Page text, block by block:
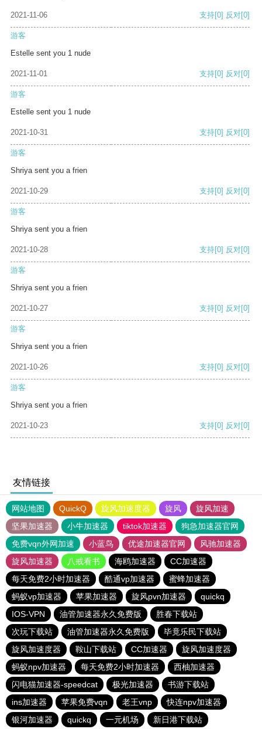
2021-11-06 支持[0] 反对[0]
游客
Estelle sent you 1 nude
2021-11-01 支持[0] 反对[0]
游客
Estelle sent you 1 nude
2021-10-31 支持[0] 反对[0]
游客
Shriya sent you a frien
2021-10-29 支持[0] 反对[0]
游客
Shriya sent you a frien
2021-10-28 支持[0] 反对[0]
游客
Shriya sent you a frien
2021-10-27 支持[0] 反对[0]
游客
Shriya sent you a frien
2021-10-26 支持[0] 反对[0]
游客
Shriya sent you a frien
2021-10-23 支持[0] 反对[0]
友情链接
网站地图 QuickQ 旋风加速度器 旋风
旋风加速
坚果加速器
小牛加速器 tiktok加速器
狗急加速器官网
免费vqn外网加速
小蓝鸟 优途加速器官网
风驰加速器
旋风加速器
八戒看书 海鸥加速器
CC加速器
每天免费2小时加速器
酷通vp加速器
蜜蜂加速器
蚂蚁vp加速器
苹果加速器 旋风pvn加速器
quickq
IOS-VPN
油管加速器永久免费版
胜春下载站
次玩下载站
油管加速器永久免费版
毕竟乐民下载站
旋风加速度器
鞍山下载站 CC加速器
旋风加速度器
蚂蚁npv加速器
每天免费2小时加速器
西柚加速器
闪电猫加速器-speedcat
极光加速器
书游下载站
ins加速器
苹果免费vqn 老王vnp
快连npv加速器
银河加速器
quickq 一元机场 新日港下载站